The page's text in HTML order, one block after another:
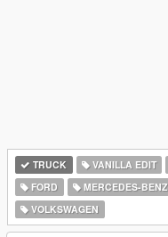
TRUCK VANILLA EDIT
FORD
MERCEDES-BENZ
VOLKSWAGEN